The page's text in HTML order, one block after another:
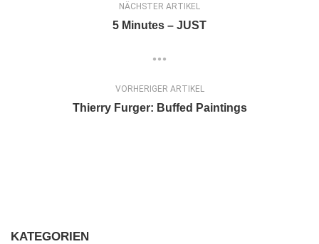
NÄCHSTER ARTIKEL
5 Minutes – JUST
VORHERIGER ARTIKEL
Thierry Furger: Buffed Paintings
KATEGORIEN